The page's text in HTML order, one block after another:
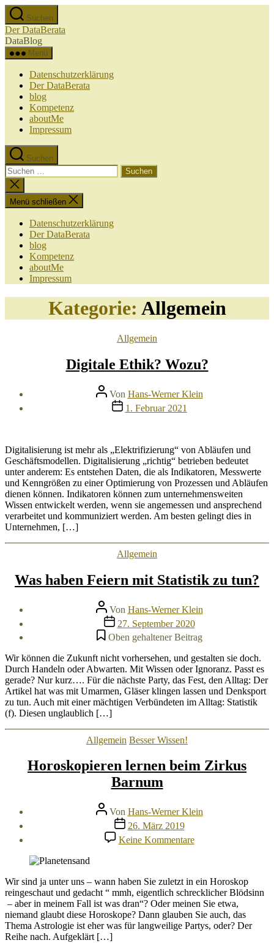
Zum
Inhalt
springen
Suchen
Der DataBerata
DataBlog
Menü
Datenschutzerklärung
Der DataBerata
blog
Kompetenz
aboutMe
Impressum
Suchen
Suchen
nach:
Suche
schließen
Menü schließen
Datenschutzerklärung
Der DataBerata
blog
Kompetenz
aboutMe
Impressum
Kategorie: Allgemein
Kategorien
Allgemein
Digitale Ethik? Wozu?
Beitragsautor
Von Hans-Werner Klein
Veröffentlichungsdatum
1. Februar 2021
Digitalisierung ist mehr als „Elektrifizierung“ von Abläufen und
Geschäftsmodellen. Digitalisierung „richtig“ betrieben bedeutet
unter anderem: Es entstehen Daten, die als Indikatoren, Messwerte
und Kenngrößen zu einer Optimierung von Prozessen und Abläufen
dienen können. Indikatoren können zum unternehmensweiten
Wissen entwickelt werden, wenn sie angemessen und ansprechend
verarbeitet und kommuniziert werden. Am besten gelingt dies in
Unternehmen, […]
Kategorien
Allgemein
Was haben Feiern mit Statistik zu tun?
Beitragsautor
Von Hans-Werner Klein
Veröffentlichungsdatum
27. September 2020
Oben gehaltener Beitrag
Wir können die Zukunft nicht vorhersehen, und gestalten sie doch.
Durch Handeln oder Abwarten. Mit Wissen oder Ignoranz. Passt es
gerade? Nur kurz…. Für die nächste Party, das Fest, den Alltag: Der
Artikel hat was mit Umarmen, Gläser klingen lassen und Denksport
zu tun. Auch mit einer mächtigen Verbündeten im Alltag: Statistik
(f). Diesen unglaublich […]
Kategorien
Allgemein Besser Wissen!
Horoskopieren lernen beim Zirkus
Barnum
Beitragsautor
Von Hans-Werner Klein
Veröffentlichungsdatum
26. März 2019
Keine Kommentarezu
Horoskopieren
Zirkus
Barnum
Wir sind ja unter uns – wann haben Sie zuletzt in ein Horoskop
reingeschaut und gedacht “ mmh, eigentlich schrecklicher Blödsinn
– aber in meinem Fall ist was dran“? Oder meinen Sie etwa,
niemand glaubt diese Horoskope? Dann glauben Sie auch, das
Thema Astrologie ist eher was für langweilige Partys, oder? Der
Reihe nach. Aufgeklärt […]